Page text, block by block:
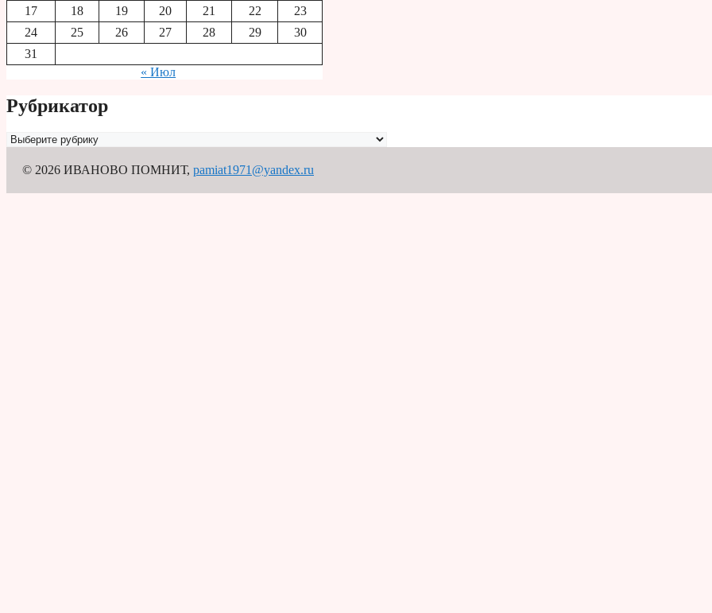
17
18 19 20 21 22
23
24
25 26 27 28 29
30
31
« Июл
Рубрикатор
Рубрикатор
© 2026 ИВАНОВО ПОМНИТ, pamiat1971@yandex.ru